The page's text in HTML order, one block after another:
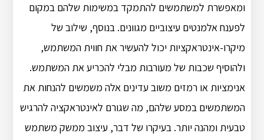
ומאפשרת למשתמשים להתמקד במשימות שלהם במקום
לפענח אלמנטים עיצוביים מגוונים. בנוסף, שילוב של
מיקרו-אינטראקציות יכול להעשיר את חווית המשתמש,
ולהוסיף שכבות של מעורבות מבלי להכריע את המשתמש.
אנימציות או רמזים משוב עדינים אלה משמשים להנחות את
המשתמשים במסע שלהם, מה שגורם לאינטראקציה להרגיש
טבעית ומהנה יותר. בעיקרו של דבר, עיצוב ממשק משתמש